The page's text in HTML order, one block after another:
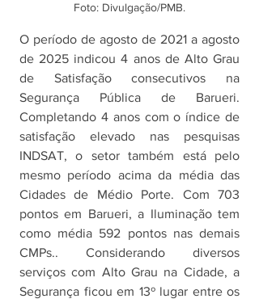
Foto: Divulgação/PMB.
O período de agosto de 2021 a agosto
de 2025 indicou 4 anos de Alto Grau
de Satisfação consecutivos na
Segurança Pública de Barueri.
Completando 4 anos com o índice de
satisfação elevado nas pesquisas
INDSAT, o setor também está pelo
mesmo período acima da média das
Cidades de Médio Porte. Com 703
pontos em Barueri, a Iluminação tem
como média 592 pontos nas demais
CMPs.. Considerando diversos
serviços com Alto Grau na Cidade, a
Segurança ficou em 13º lugar entre os